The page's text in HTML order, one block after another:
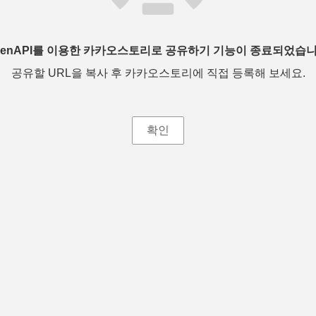
를 이용한 카카오스토리로 공유하기 기능이 종료되었습
공유할 URL을 복사 후 카카오스토리에 직접 등록해 보세요.
확인